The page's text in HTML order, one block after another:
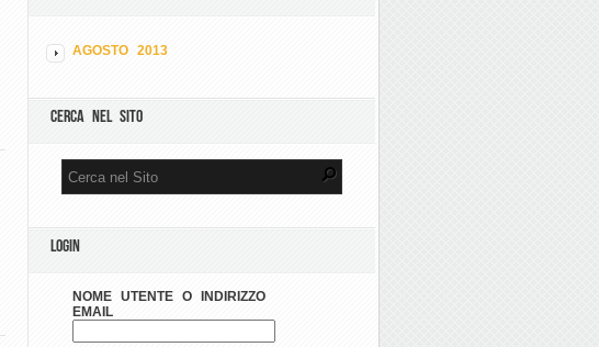
AGOSTO 2013
CERCA NEL SITO
LOGIN
NOME UTENTE O INDIRIZZO
EMAIL